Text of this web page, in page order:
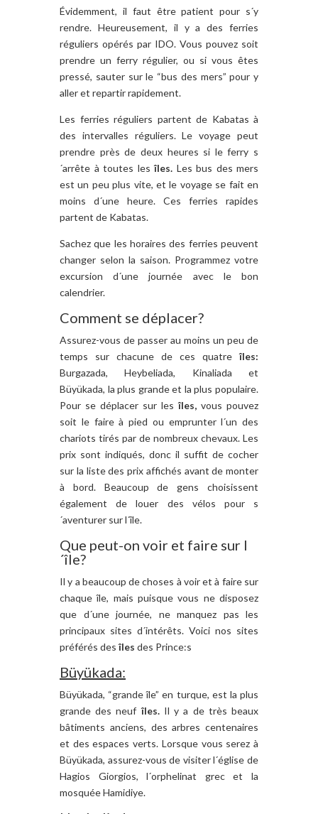
Évidemment, il faut être patient pour s´y
rendre. Heureusement, il y a des ferries
réguliers opérés par IDO. Vous pouvez soit
prendre un ferry régulier, ou si vous êtes
pressé, sauter sur le “bus des mers” pour y
aller et repartir rapidement.
Les ferries réguliers partent de Kabatas à
des intervalles réguliers. Le voyage peut
prendre près de deux heures si le ferry s
´arrête à toutes lesîles. Les bus des mers
est un peu plus vite, et le voyage se fait en
moins d´une heure. Ces ferries rapides
partent de Kabatas.
Sachez que les horaires des ferries peuvent
changer selon la saison. Programmez votre
excursion d´une journée avec le bon
calendrier.
Comment se déplacer?
Assurez-vous de passer au moins un peu de
temps sur chacune de ces quatreîles:
Burgazada, Heybeliada, Kinaliada et
Büyükada, la plus grande et la plus populaire.
Pour se déplacer sur lesîles, vous pouvez
soit le faire à pied ou emprunter l´un des
chariots tirés par de nombreux chevaux. Les
prix sont indiqués, donc il suffit de cocher
sur la liste des prix affichés avant de monter
à bord. Beaucoup de gens choisissent
également de louer des vélos pour s
´aventurer sur l´île.
Que peut-on voir et faire sur l
´île?
Il y a beaucoup de choses à voir et à faire sur
chaque île, mais puisque vous ne disposez
que d´une journée, ne manquez pas les
principaux sites d´intérêts. Voici nos sites
préférés desîles des Prince:s
Büyükada:
Büyükada, “grande île” en turque, est la plus
grande des neufîles.Il y a de très beaux
bâtiments anciens, des arbres centenaires
et des espaces verts. Lorsque vous serez à
Büyükada, assurez-vous de visiter l´église de
Hagios Giorgios, l´orphelinat grec et la
mosquée Hamidiye.